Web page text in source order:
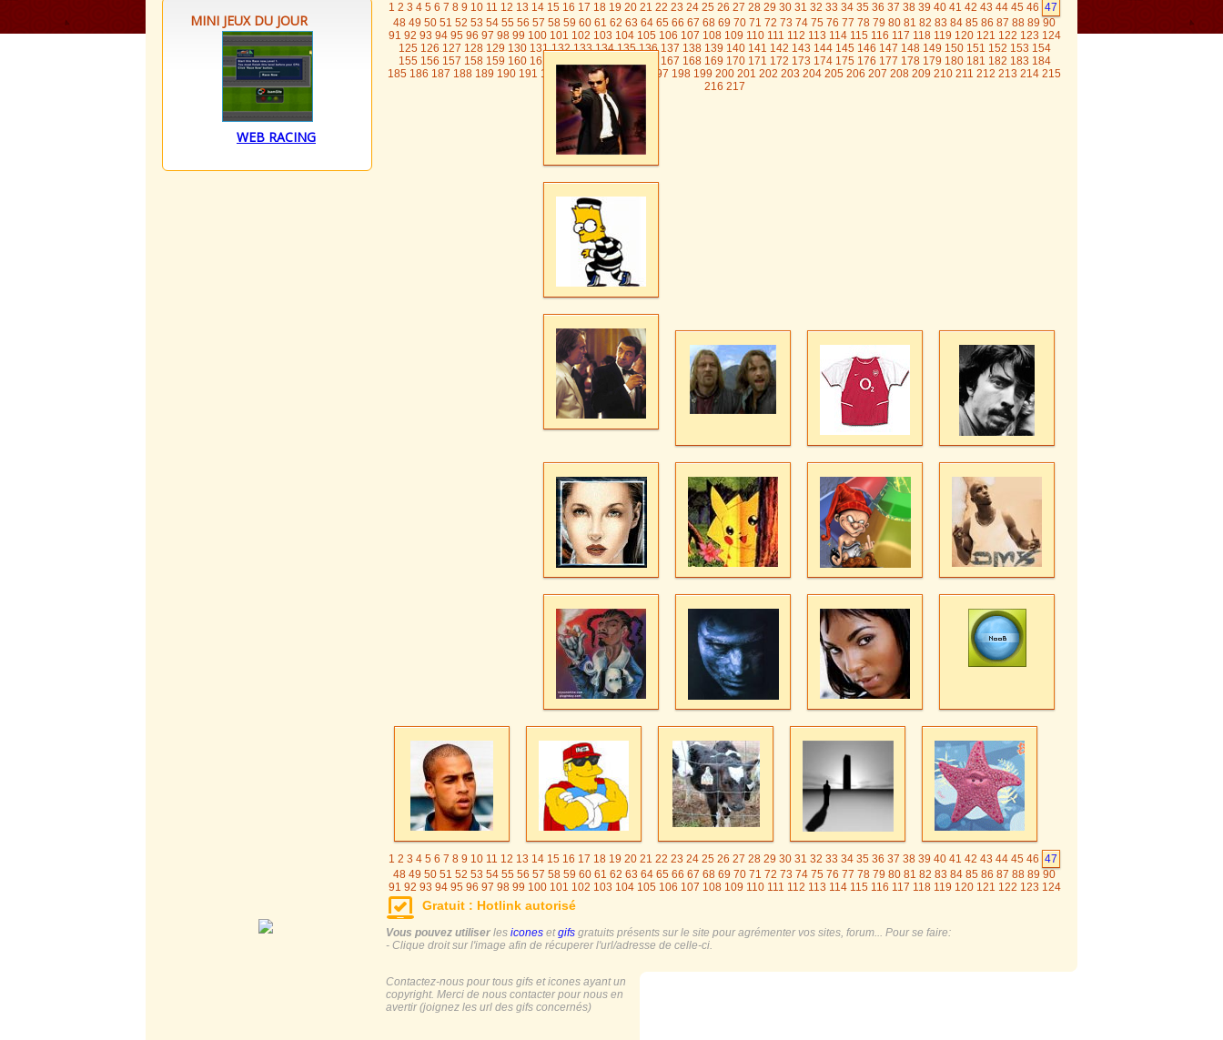
MINI JEUX DU JOUR
WEB RACING
1 2 3 4 5 6 7 8 9 10 11 12 13 14 15 16 17 18 19 20 21 22 23 24 25 26 27 28 29 30 31 32 33 34 35 36 37 38 39 40 41 42 43 44 45 46 47
48 49 50 51 52 53 54 55 56 57 58 59 60 61 62 63 64 65 66 67 68 69 70 71 72 73 74 75 76 77 78 79 80 81 82 83 84 85 86 87 88 89 90
91 92 93 94 95 96 97 98 99 100 101 102 103 104 105 106 107 108 109 110 111 112 113 114 115 116 117 118 119 120 121 122 123 124
125 126 127 128 129 130 131 132 133 134 135 136 137 138 139 140 141 142 143 144 145 146 147 148 149 150 151 152 153 154
155 156 157 158 159 160 161 167 168 169 170 171 172 173 174 175 176 177 178 179 180 181 182 183 184
185 186 187 188 189 190 191 192 193 194 195 196 197 198 199 200 201 202 203 204 205 206 207 208 209 210 211 212 213 214 215
216 217
1 2 3 4 5 6 7 8 9 10 11 12 13 14 15 16 17 18 19 20 21 22 23 24 25 26 27 28 29 30 31 32 33 34 35 36 37 38 39 40 41 42 43 44 45 46 47
48 49 50 51 52 53 54 55 56 57 58 59 60 61 62 63 64 65 66 67 68 69 70 71 72 73 74 75 76 77 78 79 80 81 82 83 84 85 86 87 88 89 90
91 92 93 94 95 96 97 98 99 100 101 102 103 104 105 106 107 108 109 110 111 112 113 114 115 116 117 118 119 120 121 122 123 124
125
126 127 128 129 130 131 132 133
155
156 157 158 159 160 161 162 163
185
188 190 193 196 198 199 202 205 206 208 209 210
216 217
Gratuit : Hotlink autorisé
Vous pouvez utiliser les icones etgifs gratuits présents sur le site pour agrémenter vos sites, forum... Pour se faire:
- Clique droit sur l'image afin de récuperer l'url/adresse de celle-ci.
Contactez-nous pour tous gifs et icones ayant un
copyright. Merci de nous contacter pour nous en
avertir (joignez les url des gifs concernés)